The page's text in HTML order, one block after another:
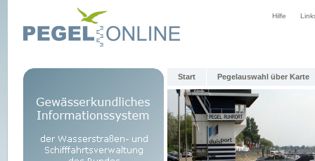
Hilfe
Start Pegelauswahl über Karte